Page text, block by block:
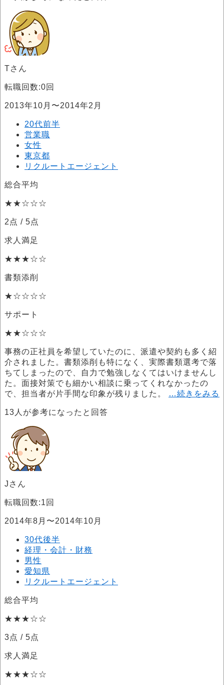
Tさん
転職回数:0回
2013年10月〜2014年2月
20代前半
営業職
女性
東京都
リクルートエージェント
総合平均
★★☆☆☆
2点 / 5点
求人満足
★★★☆☆
書類添削
★☆☆☆☆
サポート
★★☆☆☆
事務の正社員を希望していたのに、派遣や契約も多く紹
介されました。書類添削も特になく、実際書類選考で落
ちてしまったので、自力で勉強しなくてはいけませんし
た。面接対策でも細かい相談に乗ってくれなかったの
で、担当者が片手間な印象が残りました。
…続きをみる
13 人が参考になったと回答
Jさん
転職回数:1回
2014年8月〜2014年10月
30代後半
経理・会計・財務
男性
愛知県
リクルートエージェント
総合平均
★★★☆☆
3点 / 5点
求人満足
★★★☆☆